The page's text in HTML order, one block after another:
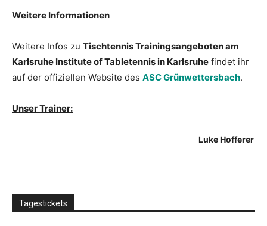
Weitere Informationen
Weitere Infos zu Tischtennis Trainingsangeboten am
Karlsruhe Institute of Tabletennis in Karlsruhe findet ihr
auf der offiziellen Website des ASC Grünwettersbach.
Unser Trainer:
Luke Hofferer
Tagestickets